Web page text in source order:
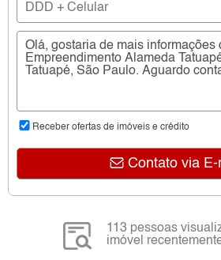
Receber ofertas de imóveis e crédito
Contato via E-
113 pessoas
imóvel